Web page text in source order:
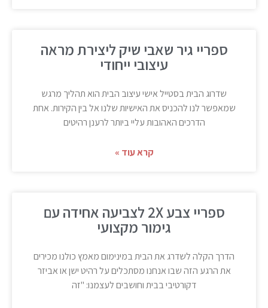
ספריי גיר שאבי שיק ליצירת מראה
עיצובי ייחודי
שדרוג הבית בסטייל אישי עיצוב הבית הוא תהליך מרגש
שמאפשר לנו להכניס את האישיות שלנו אל בין הקירות. אחת
הדרכים האהובות עליי ביותר לרענן רהיטים
קרא עוד »
ספריי צבע 2X לצביעה אחידה עם
גימור מקצועי
הדרך הקלה לשדרג את הבית במינימום מאמץ כולנו מכירים
את הרגע הזה שבו אנחנו מסתכלים על רהיט ישן או אביזר
דקורטיבי בבית וחושבים לעצמנו: "זה